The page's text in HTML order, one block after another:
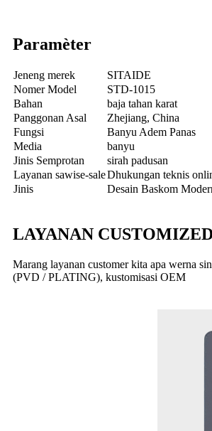
Paramèter
Jeneng merek
SITAIDE
Nomer Model
STD-1015
Bahan
baja tahan karat
Panggonan Asal
Zhejiang, China
Fungsi
Banyu Adem Panas
Media
banyu
Jinis Semprotan
sirah padusan
Layanan sawise-saleDhukungan teknis
Jinis
Desain Baskom
LAYANAN
Marang layanan customer kita apa werna
(PVD / PLATING), kustomisasi OEM